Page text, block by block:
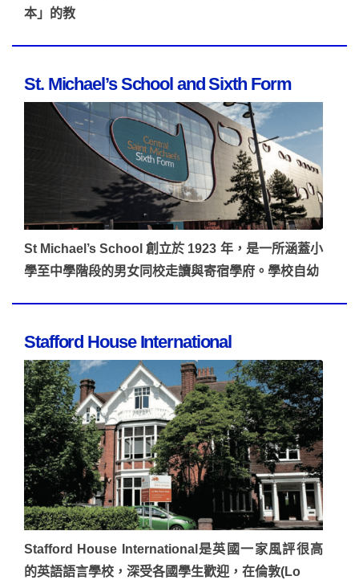
本」的教
St. Michael’s School and Sixth Form
St Michael’s School 創立於 1923 年，是一所涵蓋小
學至中學階段的男女同校走讀與寄宿學府。學校自幼
Stafford House International
Stafford House International是英國一家風評很高
的英語語言學校，深受各國學生歡迎，在倫敦(Lo